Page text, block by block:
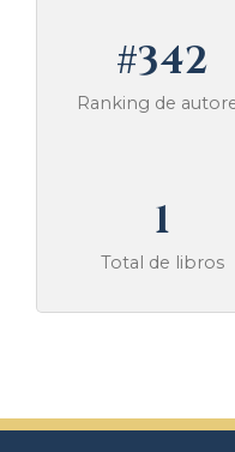
#342
Ranking de
1
Total de libros